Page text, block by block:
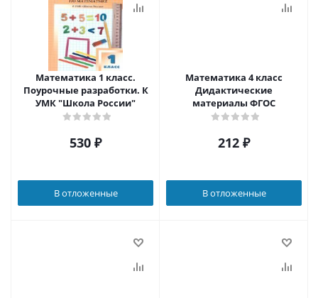
Математика 1 класс.
Поурочные разработки. К
УМК "Школа России"
530 ₽
В отложенные
Математика 4 класс
Дидактические
материалы ФГОС
212 ₽
В отложенные